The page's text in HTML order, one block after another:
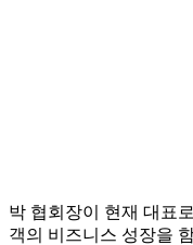
박 협회장이 현재 대표
객의 비즈니스 성장을